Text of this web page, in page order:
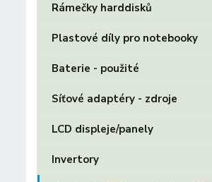
Rámečky harddisků
Plastové díly pro notebooky
Baterie - použité
Síťové adaptéry - zdroje
LCD displeje/panely
Invertory